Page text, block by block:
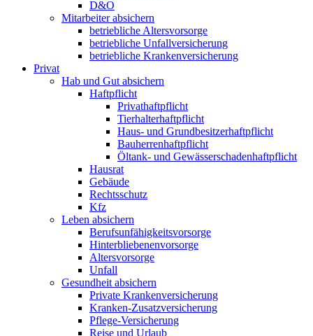
D&O
Mitarbeiter absichern
betriebliche Altersvorsorge
betriebliche Unfallversicherung
betriebliche Krankenversicherung
Privat
Hab und Gut absichern
Haftpflicht
Privathaftpflicht
Tierhalterhaftpflicht
Haus- und Grundbesitzerhaftpflicht
Bauherrenhaftpflicht
Öltank- und Gewässerschadenhaftpflicht
Hausrat
Gebäude
Rechtsschutz
Kfz
Leben absichern
Berufsunfähigkeitsvorsorge
Hinterbliebenenvorsorge
Altersvorsorge
Unfall
Gesundheit absichern
Private Krankenversicherung
Kranken-Zusatzversicherung
Pflege-Versicherung
Reise und Urlaub